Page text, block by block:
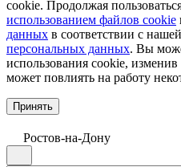
cookie. Продолжая
использованием файлов cookie
данных в соответствии с нашей
персональных данных. Вы
использования cookie,
может повлиять на работу
Принять
Ростов-на-Дону